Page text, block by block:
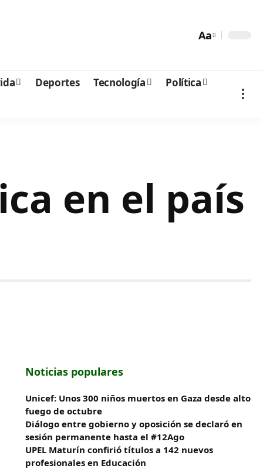
Aa
Deportes Tecnología
Política
en el país
Noticias populares
Unicef: Unos 300 niños muertos en Gaza desde alto
fuego de octubre
Diálogo entre gobierno y oposición se declaró en
sesión permanente hasta el #12Ago
UPEL Maturín confirió títulos a 142 nuevos
profesionales en Educación